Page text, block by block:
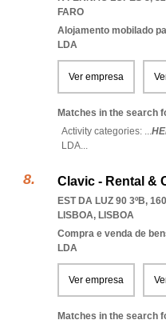
FARO
Alojamento mobilado
LDA
Ver empresa
Matches in the search
Activity categories: ...
LDA...
Clavic - Rental &
EST DA LUZ 90 3ºB,
LISBOA, LISBOA
Compra e venda de
LDA
Ver empresa
Matches in the search